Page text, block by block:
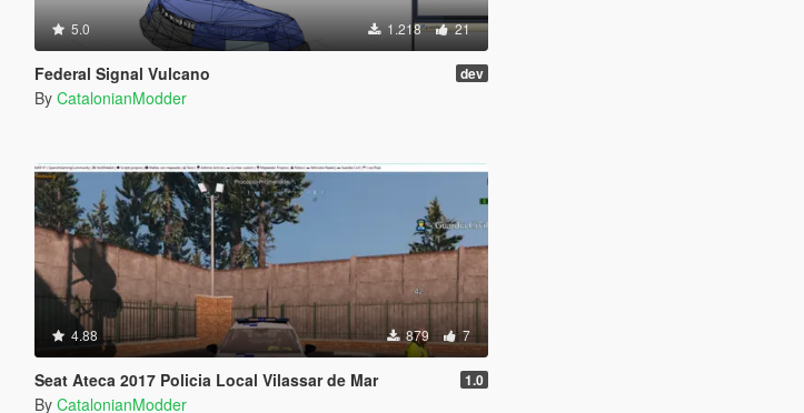
5.0 1.218 21
Federal Signal Vulcano dev
By CatalonianModder
4.88 879 7
Seat Ateca 2017 Policia Local Vilassar de Mar 1.0
By CatalonianModder